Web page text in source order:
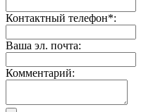
Контактный телефон*:
Ваша эл. почта:
Комментарий: